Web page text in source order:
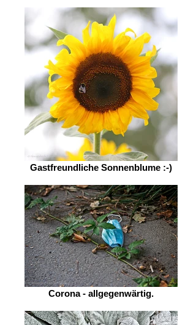
Gastfreundliche Sonnenblume :-)
Corona - allgegenwärtig.